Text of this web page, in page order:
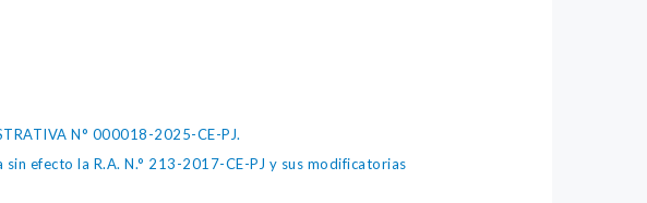
N° 000018-2025-CE-PJ.
efecto la R.A. N.° 213-2017-CE-PJ y sus modificatorias